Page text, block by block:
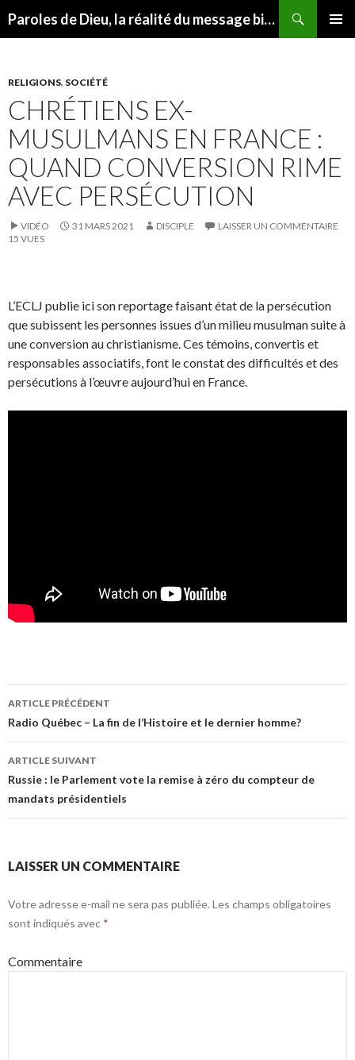
Paroles de Dieu, la réalité du message biblique
RELIGIONS, SOCIÉTÉ
CHRÉTIENS EX-
MUSULMANS EN FRANCE :
QUAND CONVERSION RIME
AVEC PERSÉCUTION
VIDÉO 31 MARS 2021 DISCIPLE
LAISSER UN COMMENTAIRE
15 VUES
L’ECLJ publie ici son reportage faisant état de la persécution
que subissent les personnes issues d’un milieu musulman suite à
une conversion au christianisme. Ces témoins, convertis et
responsables associatifs, font le constat des difficultés et des
persécutions à l’œuvre aujourd’hui en France.
Navigation
des
articles
ARTICLE PRÉCÉDENT
Radio Québec – La fin de l’Histoire et le dernier homme?
ARTICLE SUIVANT
Russie : le Parlement vote la remise à zéro du compteur de
mandats présidentiels
LAISSER UN COMMENTAIRE
Votre adresse e-mail ne sera pas publiée. Les champs obligatoires
sont indiqués avec *
Commentaire